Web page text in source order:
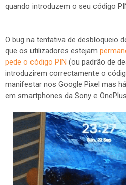
quando introduzem o seu código
O bug na tentativa de desbloqueio
que os utilizadores estejam
pede o código PIN (ou padrão de
introduzirem correctamente o
manifestar nos Google Pixel mas
em smartphones da Sony e